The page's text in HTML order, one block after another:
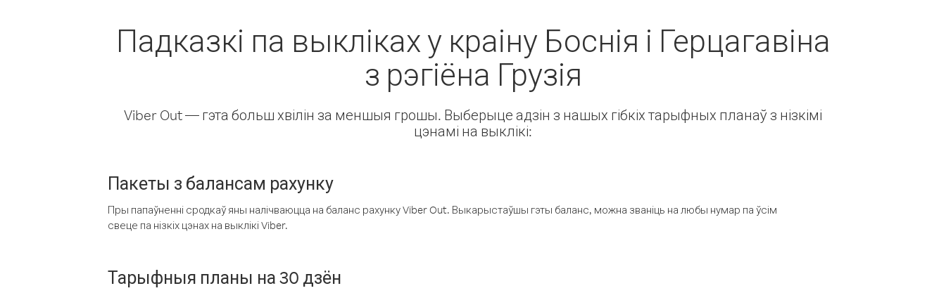
Падказкі па выкліках у краіну Боснія і Герцагавіна
з рэгіёна Грузія
Viber Out — гэта больш хвілін за меншыя грошы. Выберыце адзін з нашых гібкіх тарыфных планаў з нізкімі
цэнамі на выклікі:
Пакеты з балансам рахунку
Пры папаўненні сродкаў яны налічваюцца на баланс рахунку Viber Out. Выкарыстаўшы гэты баланс, можна званіць на любы нумар па ўсім
свеце па нізкіх цэнах на выклікі Viber.
Тарыфныя планы на 30 дзён